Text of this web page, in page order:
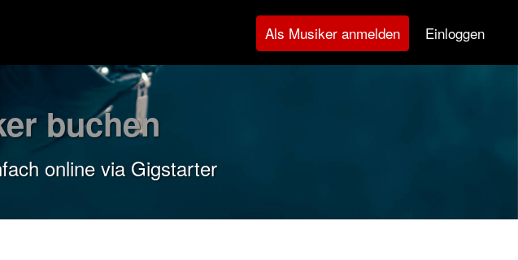
Als Musiker anmelden Einloggen
buchen
online via Gigstarter